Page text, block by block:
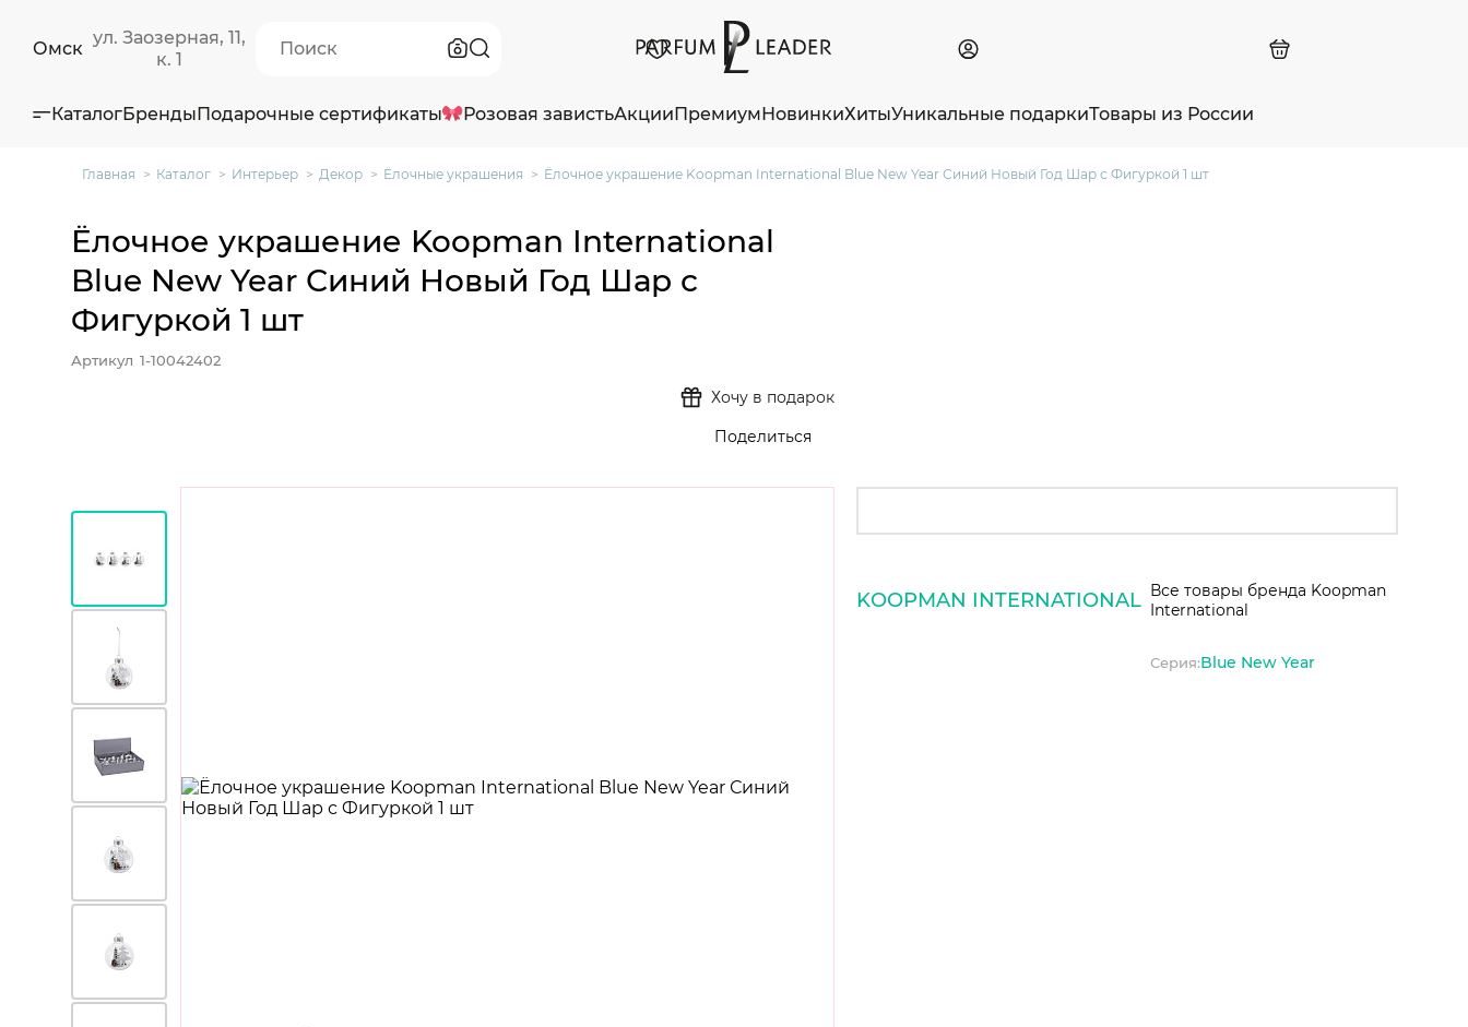
Омск
ул. Заозерная, 11,
к. 1
КаталогБрендыПодарочные сертификаты Розовая завистьАкцииПремиумНовинкиХитыУникальные подаркиТовары из России
Главная Каталог Интерьер Декор Ёлочные украшения Ёлочное украшение Koopman International Blue New Year Синий Новый Год Шар с Фигуркой 1 шт
Ёлочное украшение Koopman International
Blue New Year Синий Новый Год Шар с
Фигуркой 1 шт
Артикул 1-10042402
Хочу в подарок
Поделиться
KOOPMAN INTERNATIONAL Все товары бренда Koopman
International
Серия:Blue New Year